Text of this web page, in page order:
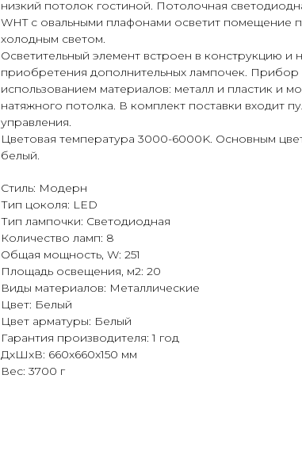
низкий потолок гостиной. Потолочная
WHT с овальными плафонами осветит помещение
холодным светом.
Осветительный элемент встроен в конструкцию и
приобретения дополнительных лампочек. Прибор
использованием материалов: металл и пластик и
натяжного потолка. В комплект поставки входит
управления.
Цветовая температура 3000-6000K. Основным
белый.
Стиль: Модерн
Тип цоколя: LED
Тип лампочки: Светодиодная
Количество ламп: 8
Общая мощность, W: 251
Площадь освещения, м2: 20
Виды материалов: Металлические
Цвет: Белый
Цвет арматуры: Белый
Гарантия производителя: 1 год
ДxШxВ: 660x660x150 мм
Вес: 3700 г